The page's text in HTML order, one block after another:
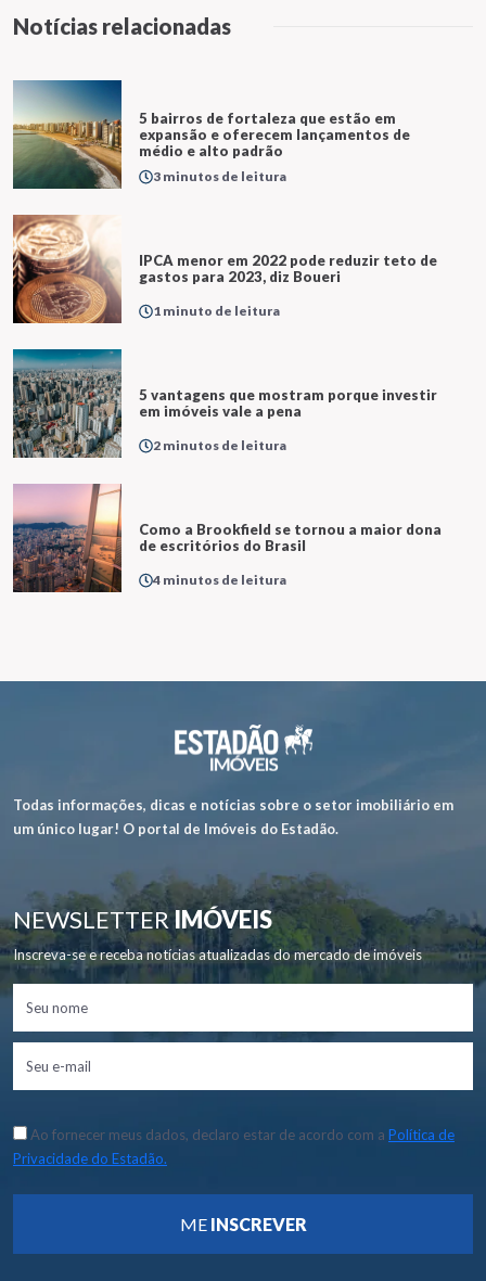
Notícias relacionadas
5 bairros de fortaleza que estão em
expansão e oferecem lançamentos de
médio e alto padrão
3 minutos de leitura
IPCA menor em 2022 pode reduzir teto de
gastos para 2023, diz Boueri
1 minuto de leitura
5 vantagens que mostram porque investir
em imóveis vale a pena
2 minutos de leitura
Como a Brookfield se tornou a maior dona
de escritórios do Brasil
4 minutos de leitura
Todas informações, dicas e notícias sobre o setor imobiliário em
um único lugar! O portal de Imóveis do Estadão.
NEWSLETTERIMÓVEIS
Inscreva-se e receba notícias atualizadas do mercado de imóveis
Ao fornecer meus dados, declaro estar de acordo com a Política de
Privacidade do Estadão.
ME INSCREVER